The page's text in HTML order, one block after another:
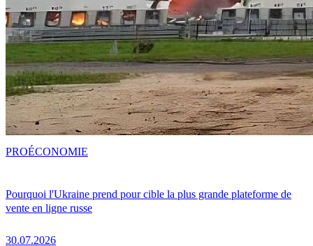
Pourquoi l'Ukraine prend pour cible la plus grande plateforme de
vente en ligne russe
30.07.2026
PROÉCONOMIE